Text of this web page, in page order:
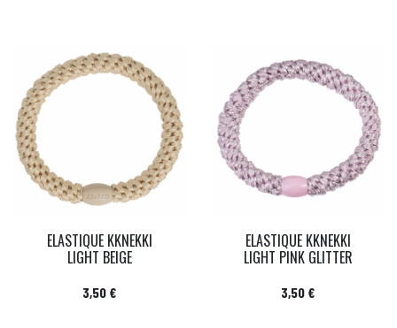
ELASTIQUE KKNEKKI
LIGHT BEIGE
Prix
3,50 €
ELASTIQUE KKNEKKI
LIGHT PINK GLITTER
Prix
3,50 €